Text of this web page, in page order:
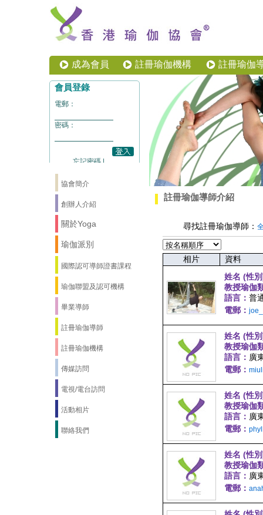
成為會員 註冊瑜伽機構 註冊瑜伽
協會簡介
創辦人介紹
關於Yoga
瑜伽派別
國際認可導師證書課程
瑜伽聯盟及認可機構
畢業導師
註冊瑜伽導師
註冊瑜伽機構
傳媒訪問
電視/電台訪問
活動相片
聯絡我們
註冊瑜伽導師介紹
尋找註冊瑜伽導師：
相片
資料
姓名 (性
教授瑜伽
語言： 普
電郵：
姓名 (性
教授瑜伽
語言： 廣
電郵：
姓名 (性
教授瑜伽
語言： 廣
電郵：
姓名 (性
教授瑜伽
語言： 廣
電郵：